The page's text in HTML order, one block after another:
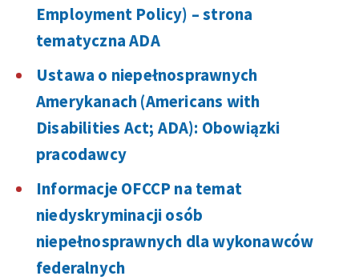
Employment Policy) – strona
tematyczna ADA
Ustawa o niepełnosprawnych
Amerykanach (Americans with
Disabilities Act; ADA): Obowiązki
pracodawcy
Informacje OFCCP na temat
niedyskryminacji osób
niepełnosprawnych dla wykonawców
federalnych